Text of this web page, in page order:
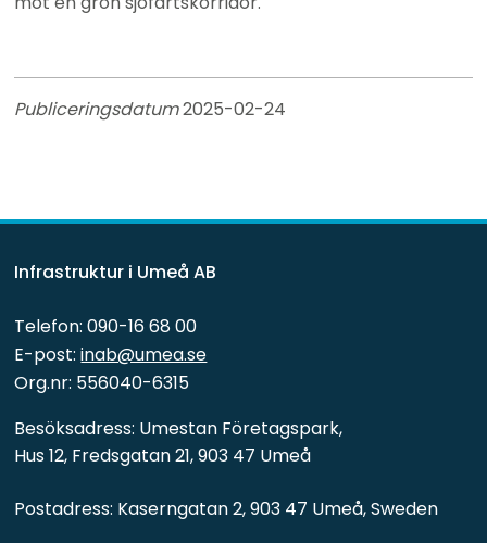
Publiceringsdatum 2025-02-24
Infrastruktur i Umeå AB
Telefon: 090-16 68 00
E-post: inab@umea.se
Org.nr: 556040-6315
Besöksadress: Umestan Företagspark,
Hus 12, Fredsgatan 21, 903 47 Umeå
Postadress: Kaserngatan 2, 903 47 Umeå, Sweden